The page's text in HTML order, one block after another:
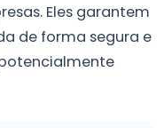
Eles garantem
de forma segura e